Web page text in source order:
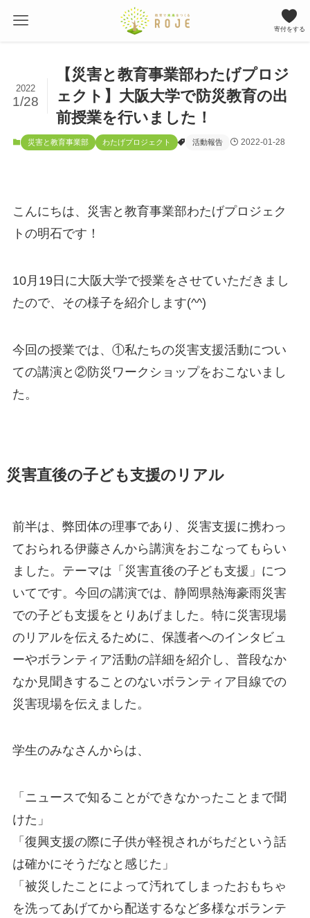
寄付をする
【災害と教育事業部わたげプロジ
ェクト】大阪大学で防災教育の出
前授業を行いました！
2022
1/28
災害と教育事業部 わたげプロジェクト 活動報告 2022-01-28
こんにちは、災害と教育事業部わたげプロジェク
トの明石です！
10月19日に大阪大学で授業をさせていただきまし
たので、その様子を紹介します(^^)
今回の授業では、①私たちの災害支援活動につい
ての講演と②防災ワークショップをおこないまし
た。
災害直後の子ども支援のリアル
前半は、弊団体の理事であり、災害支援に携わっ
ておられる伊藤さんから講演をおこなってもらい
ました。テーマは「災害直後の子ども支援」につ
いてです。今回の講演では、静岡県熱海豪雨災害
での子ども支援をとりあげました。特に災害現場
のリアルを伝えるために、保護者へのインタビュ
ーやボランティア活動の詳細を紹介し、普段なか
なか見聞きすることのないボランティア目線での
災害現場を伝えました。
学生のみなさんからは、
「ニュースで知ることができなかったことまで聞
けた」
「復興支援の際に子供が軽視されがちだという話
は確かにそうだなと感じた」
「被災したことによって汚れてしまったおもちゃ
を洗ってあげてから配送するなど多様なボランテ